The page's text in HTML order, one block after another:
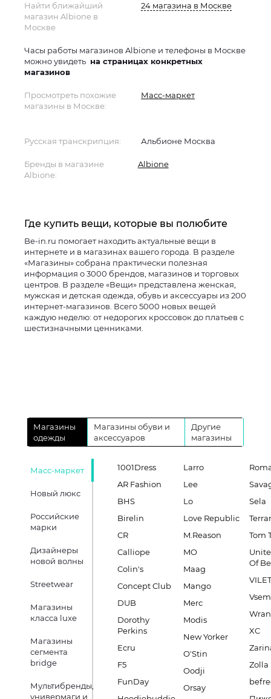
Найти ближайший
магазин Albione в
Москве
24 магазина в Москве
Часы работы магазинов Albione и телефоны в Москве
можно увидеть на страницах конкретных
магазинов
Просмотреть похожие
магазины в Москве:
Масс-маркет
Русская транскрипция: Альбионе Москва
Бренды в магазине
Albione:
Albione
Где купить вещи, которые вы полюбите
Be-in.ru помогает находить актуальные вещи в
интернете и в магазинах вашего города. В разделе
«Магазины» собрана практически полезная
информация о 3000 брендов, магазинов и торговых
центров. В разделе «Вещи» представлена женская,
мужская и детская одежда, обувь и аксессуары из 200
интернет-магазинов. Всего 5000 новых вещей
каждую неделю: от недорогих кроссовок до платьев с
шестизначными ценниками.
Магазины
одежды
Магазины обуви и
аксессуаров
Другие
магазины
Масс-маркет
Новый люкс
Российские
марки
Дизайнеры
новой волны
Streetwear
Магазины
класса luxe
Магазины
сегмента
bridge
Мультибренды,
универмаги и
1001Dress
AR Fashion
BHS
Birelin
CR
Calliope
Colin's
Concept Club
DUB
Dorothy
Perkins
Ecru
F5
FunDay
Larro
Lee
Lo
Love Republic
M.Reason
MO
Maag
Mango
Merc
Modis
New Yorker
O'Stin
Oodji
Orsay
Sela
Tom
Of
VILET
XC
Zolla